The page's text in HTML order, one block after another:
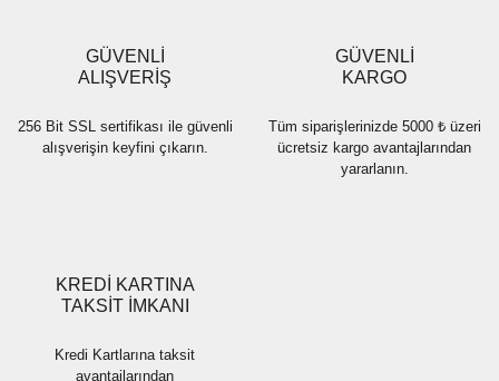
Ürün fiyatı diğer sitelerden daha pahalı.
Bu ürüne benzer farklı alternatifler olmalı.
GÜVENLİ
ALIŞVERİŞ
256 Bit SSL sertifikası ile güvenli
alışverişin keyfini çıkarın.
GÜVENLİ
KARGO
Tüm siparişlerinizde 5000 ₺ üzeri
ücretsiz kargo avantajlarından
yararlanın.
KREDİ KARTINA
TAKSİT İMKANI
Kredi Kartlarına taksit
avantajlarından